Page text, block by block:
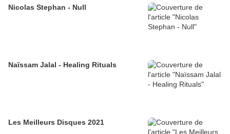
Nicolas Stephan - Null
Naïssam Jalal - Healing Rituals
Les Meilleurs Disques 2021